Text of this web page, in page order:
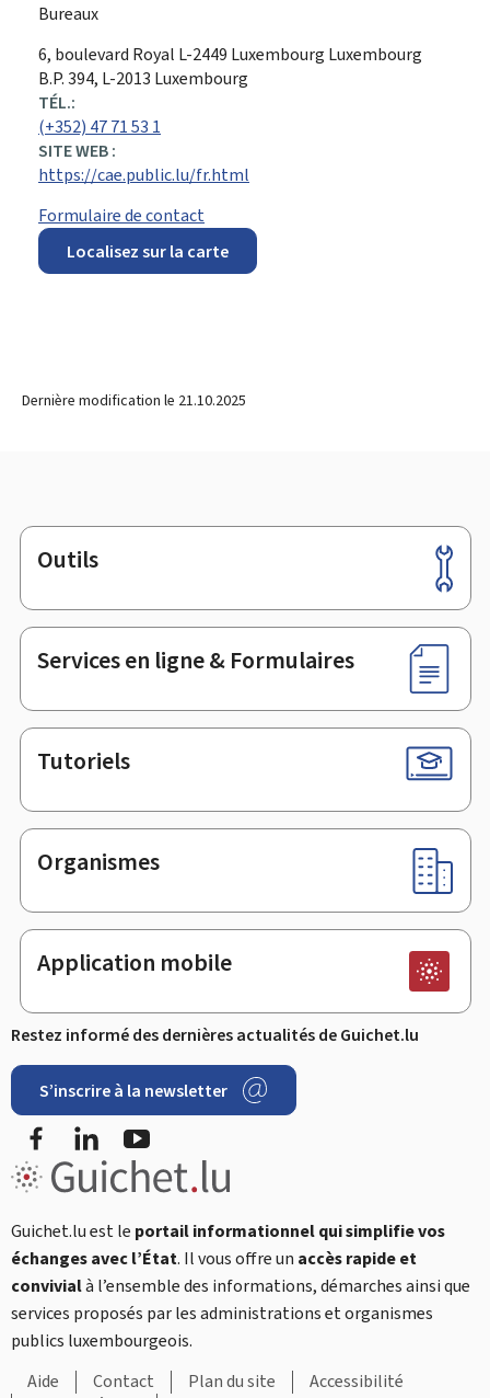
Bureaux
ADRESSE
:
6, boulevard Royal L-2449 Luxembourg Luxembourg
B.P. 394, L-2013 Luxembourg
TÉL.:
(+352) 47 71 53 1
SITE WEB :
https://cae.public.lu/fr.html
Formulaire de contact
Localisez sur la carte
Dernière modification le 21.10.2025
Pied
de
page
Outils
Services en ligne & Formulaires
Tutoriels
Organismes
Application mobile
Restez informé des dernières actualités de Guichet.lu
S’inscrire à la newsletter
FacebookLinkedIn
Guichet.lu est le portail informationnel qui simplifie vos
échanges avec l’État. Il vous offre un accès rapide et
convivialà l’ensemble des informations, démarches ainsi que
services proposés par les administrations et organismes
publics luxembourgeois.
Aide
Contact Plan du site
Accessibilité